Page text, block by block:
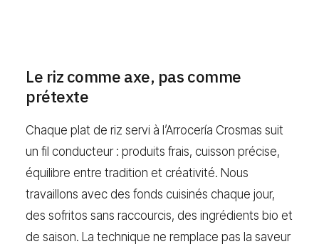
Le riz comme axe, pas comme
prétexte
Chaque plat de riz servi à l’Arrocería Crosmas suit
un fil conducteur : produits frais, cuisson précise,
équilibre entre tradition et créativité. Nous
travaillons avec des fonds cuisinés chaque jour,
des sofritos sans raccourcis, des ingrédients bio et
de saison. La technique ne remplace pas la saveur